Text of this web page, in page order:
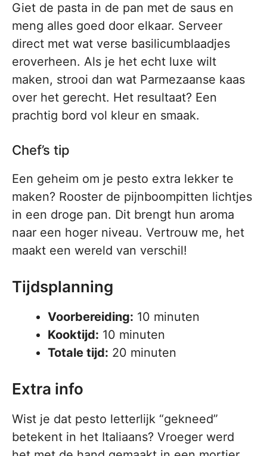
Giet de pasta in de pan met de saus en
meng alles goed door elkaar. Serveer
direct met wat verse basilicumblaadjes
eroverheen. Als je het echt luxe wilt
maken, strooi dan wat Parmezaanse kaas
over het gerecht. Het resultaat? Een
prachtig bord vol kleur en smaak.
Chef’s tip
Een geheim om je pesto extra lekker te
maken? Rooster de pijnboompitten lichtjes
in een droge pan. Dit brengt hun aroma
naar een hoger niveau. Vertrouw me, het
maakt een wereld van verschil!
Tijdsplanning
Voorbereiding: 10 minuten
Kooktijd: 10 minuten
Totale tijd: 20 minuten
Extra info
Wist je dat pesto letterlijk “gekneed”
betekent in het Italiaans? Vroeger werd